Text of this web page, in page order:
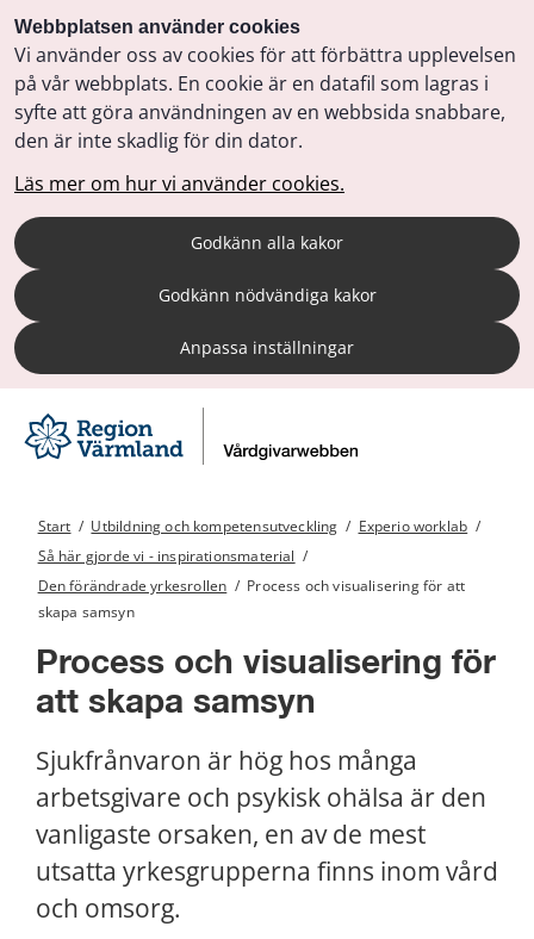
Webbplatsen använder cookies
Vi använder oss av cookies för att förbättra upplevelsen
på vår webbplats. En cookie är en datafil som lagras i
syfte att göra användningen av en webbsida snabbare,
den är inte skadlig för din dator.
Läs mer om hur vi använder cookies.
Godkänn alla kakor
Godkänn nödvändiga kakor
Anpassa inställningar
Start / Utbildning och kompetensutveckling / Experio worklab /
Så här gjorde vi - inspirationsmaterial /
Den förändrade yrkesrollen / Process och visualisering för att
skapa samsyn
Process och visualisering för
att skapa samsyn
Sjukfrånvaron är hög hos många
arbetsgivare och psykisk ohälsa är den
vanligaste orsaken, en av de mest
utsatta yrkesgrupperna finns inom vård
och omsorg.